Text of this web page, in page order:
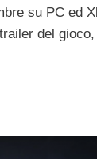
su PC ed
del